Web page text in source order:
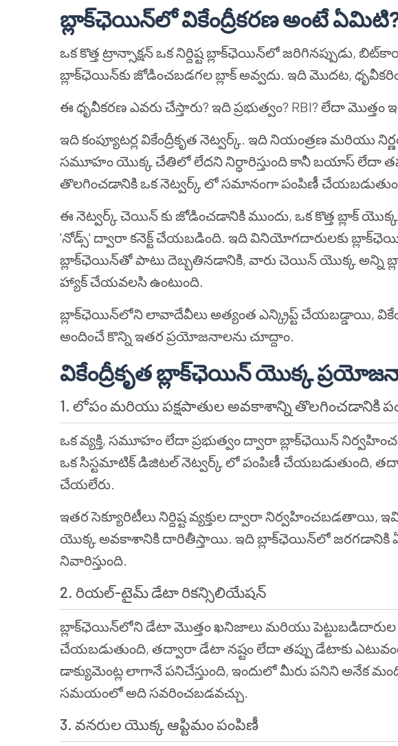
బ్లాక్‌ఛెయిన్‌లో వికేంద్రీకరణ అంటే ఏమిటి
ఒక కొత్త ట్రాన్సాక్షన్ ఒక నిర్దిష్ట బ్లాక్‌ఛెయిన్‌లో జరిగినప్పుడు,
బ్లాక్‌ఛెయిన్‌కు జోడించబడగల బ్లాక్ అవ్వదు. ఇది మొదట,
ఈ ధృవీకరణ ఎవరు చేస్తారు? ఇది ప్రభుత్వం? RBI? లేదా మొత్తం
ఇది కంప్యూటర్ల వికేంద్రీకృత నెట్వర్క్. ఇది నియంత్రణ మరియు
సమూహం యొక్క చేతిలో లేదని నిర్ధారిస్తుంది కానీ బయాస్ లేదా
తొలగించడానికి ఒక నెట్వర్క్ లో సమానంగా పంపిణీ
ఈ నెట్వర్క్ చెయిన్ కు జోడించడానికి ముందు, ఒక కొత్త బ్లాక్
'నోడ్స్' ద్వారా కనెక్ట్ చేయబడింది. ఇది వినియోగదారులకు
బ్లాక్‌ఛెయిన్‌తో పాటు దెబ్బతినడానికి, వారు చెయిన్ యొక్క అన్ని
హ్యాక్ చేయవలసి ఉంటుంది.
బ్లాక్‌ఛెయిన్‌లోని లావాదేవీలు అత్యంత ఎన్క్రిప్ట్ చేయబడ్డాయి,
అందించే కొన్ని ఇతర ప్రయోజనాలను చూద్దాం.
వికేంద్రీకృత బ్లాక్‌ఛెయిన్ యొక్క
1. లోపం మరియు పక్షపాతుల అవకాశాన్ని తొలగించడానికి
ఒక వ్యక్తి, సమూహం లేదా ప్రభుత్వం ద్వారా బ్లాక్‌ఛెయిన్
ఒక సిస్టమాటిక్ డిజిటల్ నెట్వర్క్ లో పంపిణీ చేయబడుతుంది,
చేయలేరు.
ఇతర సెక్యూరిటీలు నిర్దిష్ట వ్యక్తుల ద్వారా
యొక్క అవకాశానికి దారితీస్తాయి. ఇది బ్లాక్‌ఛెయిన్‌లో జరగడానికి ఏ
నివారిస్తుంది.
2. రియల్-టైమ్ డేటా రికన్సిలియేషన్
బ్లాక్‌ఛెయిన్‌లోని డేటా మొత్తం ఖనిజాలు మరియు
చేయబడుతుంది, తద్వారా డేటా నష్టం లేదా తప్పు డేటాకు
డాక్యుమెంట్ల లాగానే పనిచేస్తుంది, ఇందులో మీరు పనిని అనేక
సమయంలో అది సవరించబడవచ్చు.
3. వనరుల యొక్క ఆప్టిమం పంపిణీ